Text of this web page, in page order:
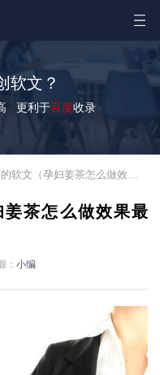
软文？
更利于百度收录
文（孕妇姜茶怎么做效果最好）
茶怎么做效果最
： 小编